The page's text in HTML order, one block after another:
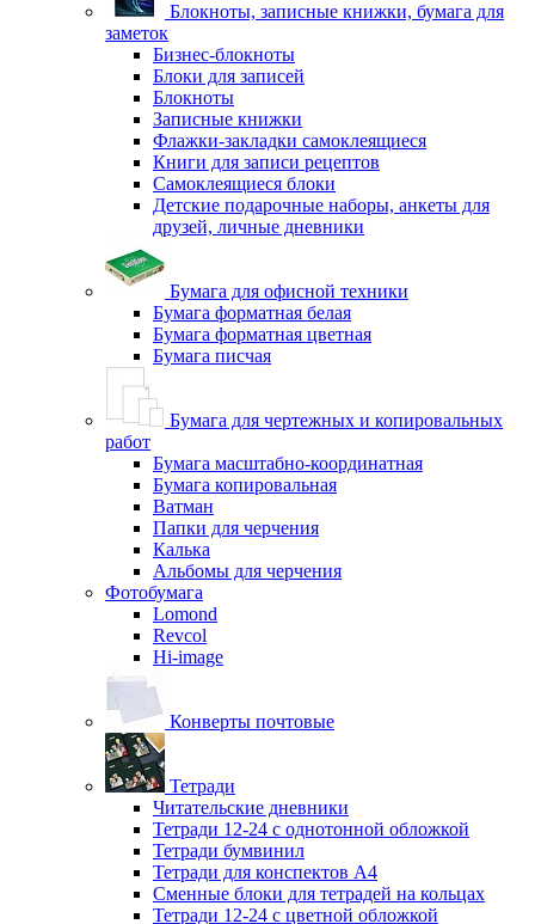
Блокноты, записные книжки, бумага для
заметок
Бизнес-блокноты
Блоки для записей
Блокноты
Записные книжки
Флажки-закладки самоклеящиеся
Книги для записи рецептов
Самоклеящиеся блоки
Детские подарочные наборы, анкеты для
друзей, личные дневники
Бумага для офисной техники
Бумага форматная белая
Бумага форматная цветная
Бумага писчая
Бумага для чертежных и копировальных
работ
Бумага масштабно-координатная
Бумага копировальная
Ватман
Папки для черчения
Калька
Альбомы для черчения
Фотобумага
Lomond
Revcol
Hi-image
Конверты почтовые
Тетради
Читательские дневники
Тетради 12-24 с однотонной обложкой
Тетради бумвинил
Тетради для конспектов А4
Сменные блоки для тетрадей на кольцах
Тетради 12-24 с цветной обложкой